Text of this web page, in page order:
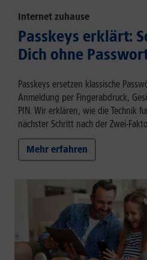
Internet zuhause
Passkeys erklärt:
Dich ohne
Passkeys ersetzen klassische
Anmeldung per Fingerabdruck,
PIN. Wir erklären, wie die Technik
nächster Schritt nach der Zwei-
Mehr erfahren